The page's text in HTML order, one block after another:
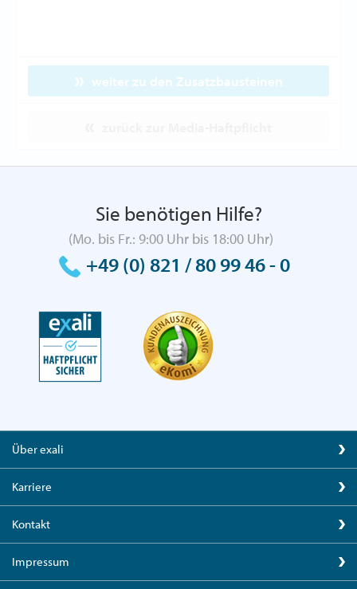
weiter zu den Zusatzbausteinen
Sie benötigen Hilfe?
(Mo. bis Fr.: 9:00 Uhr bis 18:00 Uhr)
+49 (0) 821 / 80 99 46 - 0
Über exali
Karriere
Kontakt
Impressum